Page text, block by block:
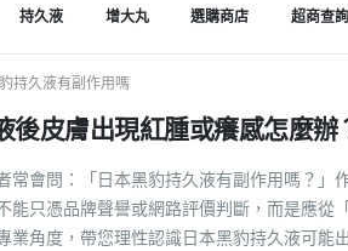
持久液 增大丸 選購商店 超商查詢
持久液有副作用嗎
後皮膚出現紅腫或癢感怎麼辦
常會問：「日本黑豹持久液有副作用嗎？
能只憑品牌聲譽或網路評價判斷，而是應
業角度，帶您理性認識日本黑豹持久液可